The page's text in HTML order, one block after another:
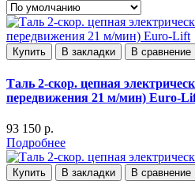
Купить В закладки В сравнение
Таль 2-скор. цепная
передвижения 21 м/мин) Euro-
93 150 р.
Подробнее
Купить В закладки В сравнение